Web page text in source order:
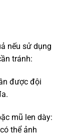
nếu sử dụng
tránh:
được đội
mũ len dày:
thể ảnh